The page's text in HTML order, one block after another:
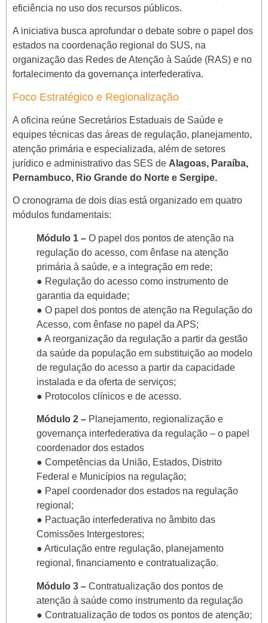
eficiência no uso dos recursos públicos.
A iniciativa busca aprofundar o debate sobre o papel dos
estados na coordenação regional do SUS, na
organização das Redes de Atenção à Saúde (RAS) e no
fortalecimento da governança interfederativa.
Foco Estratégico e Regionalização
A oficina reúne Secretários Estaduais de Saúde e
equipes técnicas das áreas de regulação, planejamento,
atenção primária e especializada, além de setores
jurídico e administrativo das SES de Alagoas, Paraíba,
Pernambuco, Rio Grande do Norte e Sergipe.
O cronograma de dois dias está organizado em quatro
módulos fundamentais:
Módulo 1 – O papel dos pontos de atenção na
regulação do acesso, com ênfase na atenção
primária à saúde, e a integração em rede;
● Regulação do acesso como instrumento de
garantia da equidade;
● O papel dos pontos de atenção na Regulação do
Acesso, com ênfase no papel da APS;
● A reorganização da regulação a partir da gestão
da saúde da população em substituição ao modelo
de regulação do acesso a partir da capacidade
instalada e da oferta de serviços;
● Protocolos clínicos e de acesso.
Módulo 2 – Planejamento, regionalização e
governança interfederativa da regulação – o papel
coordenador dos estados
● Competências da União, Estados, Distrito
Federal e Municípios na regulação;
● Papel coordenador dos estados na regulação
regional;
● Pactuação interfederativa no âmbito das
Comissões Intergestores;
● Articulação entre regulação, planejamento
regional, financiamento e contratualização.
Módulo 3 – Contratualização dos pontos de
atenção à saúde como instrumento da regulação
● Contratualização de todos os pontos de atenção;